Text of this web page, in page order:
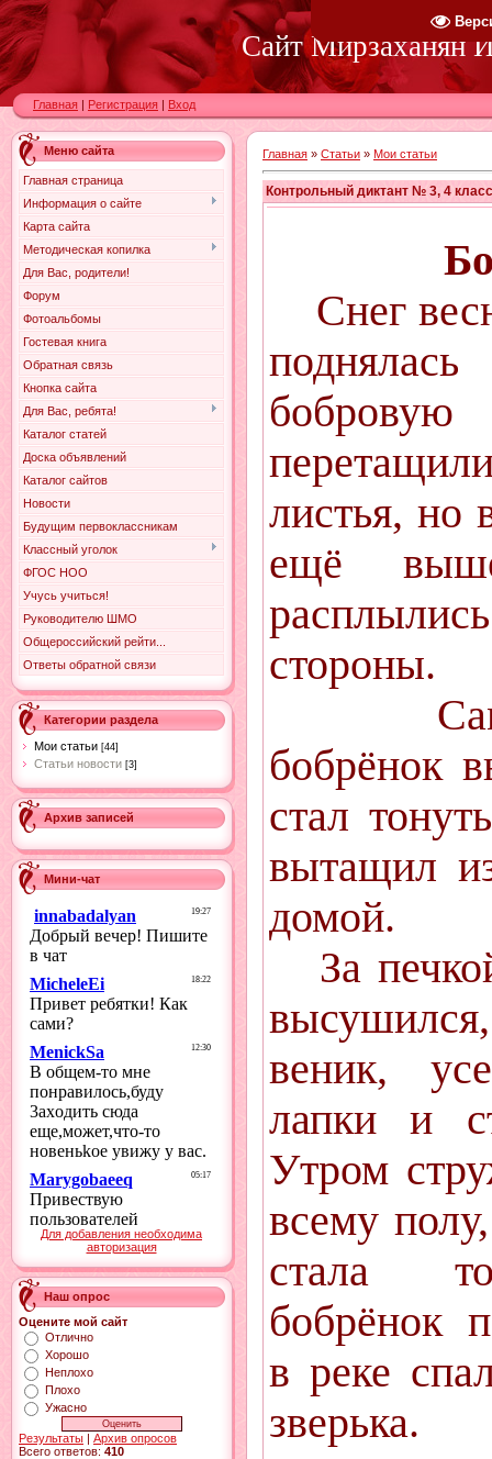
Сайт Мирзаханян
Главная | Регистрация | Вход
Меню сайта
Главная страница
Информация о сайте
Карта сайта
Методическая копилка
Для Вас, родители!
Форум
Фотоальбомы
Гостевая книга
Обратная связь
Кнопка сайта
Для Вас, ребята!
Каталог статей
Доска объявлений
Каталог сайтов
Новости
Будущим первоклассникам
Классный уголок
ФГОС НОО
Учусь учиться!
Руководителю ШМО
Общероссийский рейти...
Ответы обратной связи
Категории раздела
Мои статьи [44]
Статьи новости [3]
Архив записей
Мини-чат
Для добавления необходима
авторизация
Наш опрос
Оцените мой сайт
Отлично
Хорошо
Неплохо
Плохо
Ужасно
Результаты | Архив опросов
Всего ответов: 410
Главная » Статьи » Мои статьи
Контрольный диктант № 3, 4
Снег
листья, но
ещё
стороны.
Самый
бобрёнок
стал
вытащил
домой.
За
веник,
лапки и
Утром
всему
стала
бобрёнок
в реке
зверька.